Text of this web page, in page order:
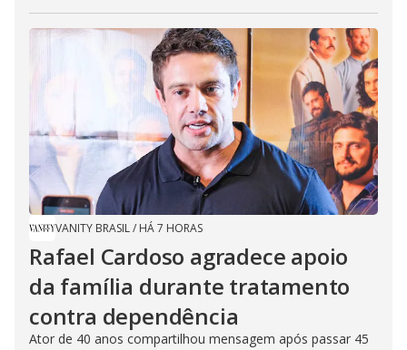
VANITY BRASIL/ HÁ 7 HORAS
Rafael Cardoso agradece apoio
da família durante tratamento
contra dependência
Ator de 40 anos compartilhou mensagem após passar 45